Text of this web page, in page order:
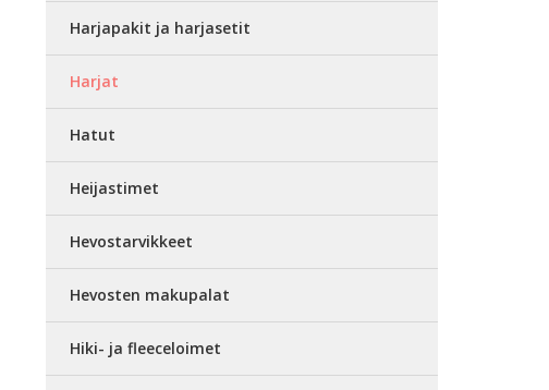
Harjapakit ja harjasetit
Harjat
Hatut
Heijastimet
Hevostarvikkeet
Hevosten makupalat
Hiki- ja fleeceloimet